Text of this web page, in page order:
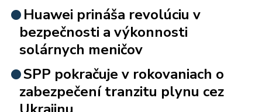
Huawei prináša revolúciu v
bezpečnosti a výkonnosti
solárnych meničov
SPP pokračuje v rokovaniach o
zabezpečení tranzitu plynu cez